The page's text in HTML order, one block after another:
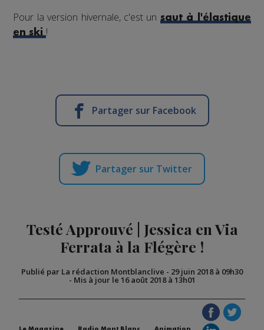
Pour la version hivernale, c'est un saut à l'élastique
en ski !
Partager sur Facebook
Partager sur Twitter
Testé Approuvé | Jessica en Via
Ferrata à la Flégère !
Publié par La rédaction Montblanclive - 29 juin 2018 à 09h30
- Mis à jour le 16 août 2018 à 13h01